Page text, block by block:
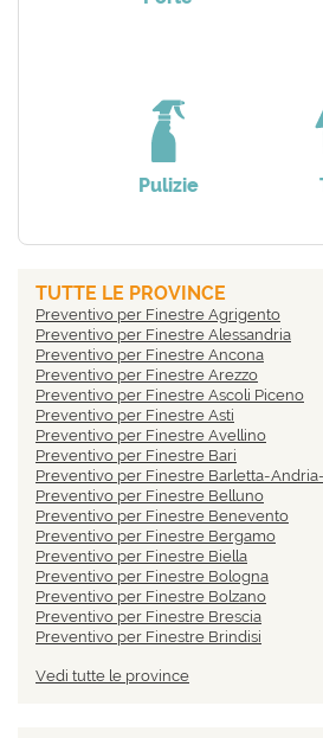
Pulizie
TUTTE LE PROVINCE
Preventivo per Finestre Agrigento
Preventivo per Finestre Alessandria
Preventivo per Finestre Ancona
Preventivo per Finestre Arezzo
Preventivo per Finestre Ascoli Piceno
Preventivo per Finestre Asti
Preventivo per Finestre Avellino
Preventivo per Finestre Bari
Preventivo per Finestre Barletta-
Preventivo per Finestre Belluno
Preventivo per Finestre Benevento
Preventivo per Finestre Bergamo
Preventivo per Finestre Biella
Preventivo per Finestre Bologna
Preventivo per Finestre Bolzano
Preventivo per Finestre Brescia
Preventivo per Finestre Brindisi
Preventivo per Finestre Caltanissetta
Vedi tutte le province